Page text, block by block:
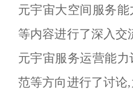
元宇宙大空间服务
等内容进行了深入交
元宇宙服务运营能
范等方向进行了讨论